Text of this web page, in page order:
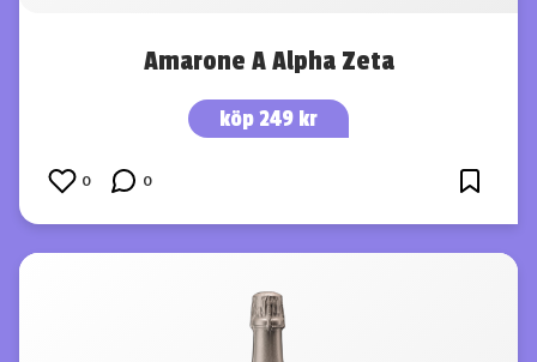
Amarone A Alpha Zeta
köp 249 kr
0 0